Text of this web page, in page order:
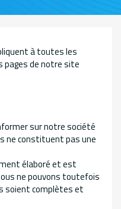
à toutes les
pages de notre site
sur notre société
ne constituent pas une
élaboré et est
ne pouvons toutefois
soient complètes et